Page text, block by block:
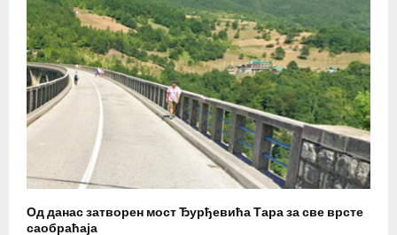
Од данас затворен мост Ђурђевића Тара за све врсте
саобраћаја